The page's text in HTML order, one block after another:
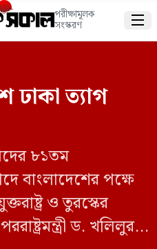
পরীক্ষামূলক
সংস্করণ 
ঢাকা ত্যাগ
৮১তম
বাংলাদেশের পক্ষে
ও তুরস্কের
ড. খলিলুর